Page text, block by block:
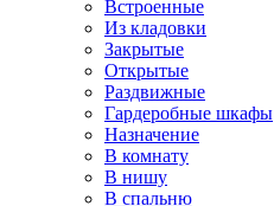
Встроенные
Из кладовки
Закрытые
Открытые
Раздвижные
Гардеробные шкафы
Назначение
В комнату
В нишу
В спальню